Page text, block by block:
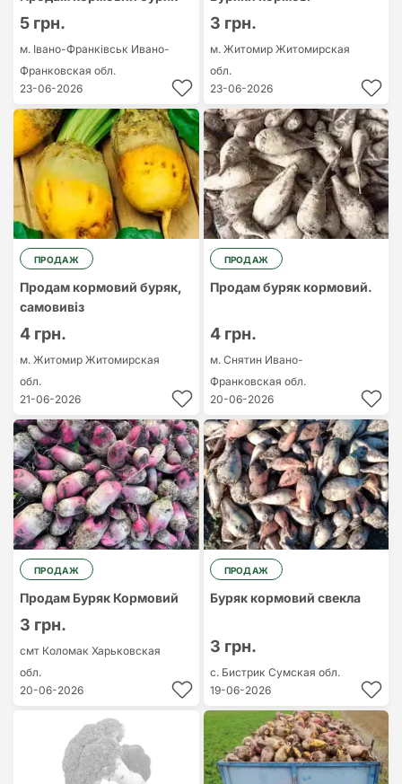
5 грн.
м. Івано-Франківськ Ивано-
Франковская обл.
23-06-2026
3 грн.
м. Житомир Житомирская
обл.
23-06-2026
ПРОДАЖ
Продам кормовий буряк,
самовивіз
4 грн.
м. Житомир Житомирская
обл.
21-06-2026
ПРОДАЖ
Продам буряк кормовий.
4 грн.
м. Снятин Ивано-
Франковская обл.
20-06-2026
ПРОДАЖ
Продам Буряк Кормовий
3 грн.
смт Коломак Харьковская
обл.
20-06-2026
ПРОДАЖ
Буряк кормовий свекла
3 грн.
с. Бистрик Сумская обл.
19-06-2026